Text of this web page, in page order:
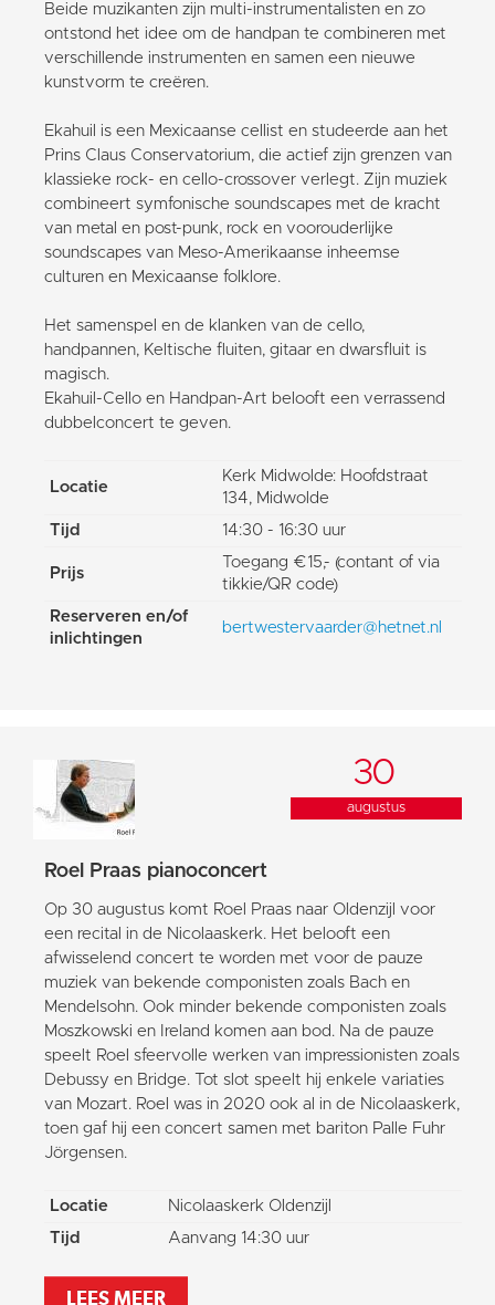
Beide muzikanten zijn multi-instrumentalisten en zo
ontstond het idee om de handpan te combineren met
verschillende instrumenten en samen een nieuwe
kunstvorm te creëren.
Ekahuil is een Mexicaanse cellist en studeerde aan het
Prins Claus Conservatorium, die actief zijn grenzen van
klassieke rock- en cello-crossover verlegt. Zijn muziek
combineert symfonische soundscapes met de kracht
van metal en post-punk, rock en voorouderlijke
soundscapes van Meso-Amerikaanse inheemse
culturen en Mexicaanse folklore.
Het samenspel en de klanken van de cello,
handpannen, Keltische fluiten, gitaar en dwarsfluit is
magisch.
Ekahuil-Cello en Handpan-Art belooft een verrassend
dubbelconcert te geven.
Locatie
Kerk Midwolde: Hoofdstraat
134, Midwolde
Tijd
14:30 - 16:30 uur
Prijs
Toegang €15,- (contant of via
tikkie/QR code)
Reserveren en/of
inlichtingen
bertwestervaarder@hetnet.nl
30
augustus
Roel Praas pianoconcert
Op 30 augustus komt Roel Praas naar Oldenzijl voor
een recital in de Nicolaaskerk. Het belooft een
afwisselend concert te worden met voor de pauze
muziek van bekende componisten zoals Bach en
Mendelsohn. Ook minder bekende componisten zoals
Moszkowski en Ireland komen aan bod. Na de pauze
speelt Roel sfeervolle werken van impressionisten zoals
Debussy en Bridge. Tot slot speelt hij enkele variaties
van Mozart. Roel was in 2020 ook al in de Nicolaaskerk,
toen gaf hij een concert samen met bariton Palle Fuhr
Jörgensen.
Locatie
Nicolaaskerk Oldenzijl
Tijd
Aanvang 14:30 uur
LEES MEER